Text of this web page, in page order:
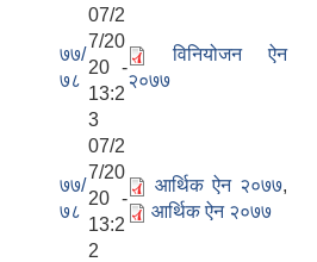
७७/
७८
07/2
7/20
20 -
13:2
3
विनियोजन ऐन
२०७७
७७/
७८
07/2
7/20
20 -
13:2
2
आर्थिक ऐन २०७७,
आर्थिक ऐन २०७७